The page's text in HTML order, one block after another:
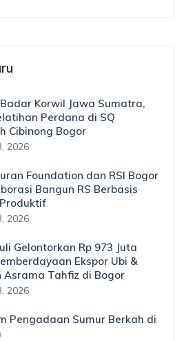
Korwil Jawa Sumatra,
Perdana di SQ
Cibinong Bogor
2026
Foundation dan RSI Bogor
Bangun RS Berbasis
2026
Gelontorkan Rp 973 Juta
Ekspor Ubi &
Asrama Tahfiz di Bogor
2026
Pengadaan Sumur Berkah di